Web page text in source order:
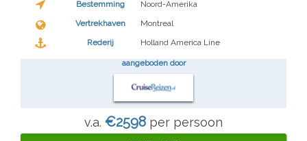
€2000 - €3499
vanaf €3500
Bestemming Noord-Amerika
Vertrekhaven Montreal
Rederij Holland America Line
aangeboden door
v.a. €2598 per persoon